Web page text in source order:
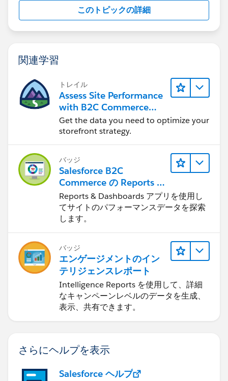
https://perm-comparator.herokuapp.com/
comment.This will help the rest of the community
you!
Shivanath
このトピックの詳細
関連学習
トレイル
Assess Site Performance
with B2C Commerce
Reports & Dashboards
Get the data you need to optimize your
storefront strategy.
バッジ
Salesforce B2C
Commerce の Reports &
Dashboards
Reports & Dashboards アプリを使用し
てサイトのパフォーマンスデータを探索
します。
バッジ
エンゲージメントのイン
テリジェンスレポート
Intelligence Reports を使用して、詳細
なキャンペーンレベルのデータを生成、
表示、共有できます。
さらにヘルプを表示
Salesforce ヘルプ